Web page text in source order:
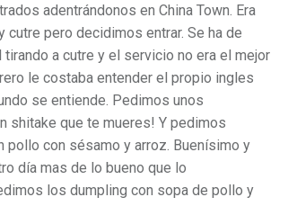
adentrándonos en China Town. Era
cutre pero decidimos entrar. Se ha de
tirando a cutre y el servicio no era el mejor
le costaba entender el propio ingles
se entiende. Pedimos unos
shitake que te mueres! Y pedimos
pollo con sésamo y arroz. Buenísimo y
día mas de lo bueno que lo
los dumpling con sopa de pollo y